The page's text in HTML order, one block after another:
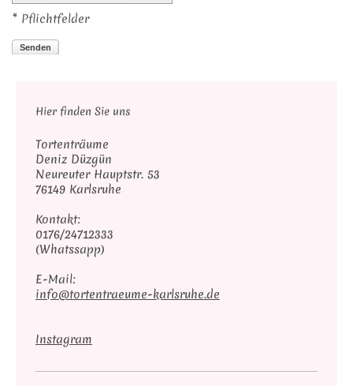
* Pflichtfelder
Senden
Hier finden Sie uns
Tortenträume
Deniz Düzgün
Neureuter Hauptstr. 53
76149 Karlsruhe
Kontakt:
0176/24712333
(Whatssapp)
E-Mail:
info@tortentraeume-karlsruhe.de
Instagram